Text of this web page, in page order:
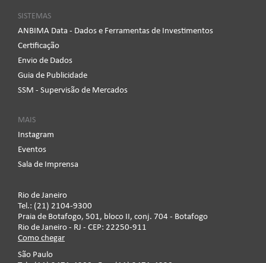
SISTEMAS
ANBIMA Data - Dados e Ferramentas de Investimentos
Certificação
Envio de Dados
Guia de Publicidade
SSM - Supervisão de Mercados
MAIS
Instagram
Eventos
Sala de Imprensa
Rio de Janeiro
Tel.: (21) 2104-9300
Praia de Botafogo, 501, bloco II, conj. 704 - Botafogo
Rio de Janeiro - RJ - CEP: 22250-911
Como chegar
São Paulo